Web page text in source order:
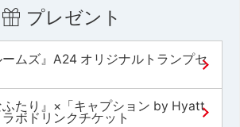
プレゼント
ムズ』A24 オリジナルトランプセ
ふたり』×「キャプション by Hyatt
ボドリンクチケット